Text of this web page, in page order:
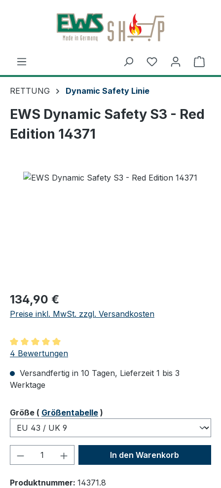
Zum Hauptinhalt springen
RETTUNG Dynamic Safety Linie
EWS Dynamic Safety S3 - Red
Edition 14371
Regulärer Preis:
134,90 €
Preise inkl. MwSt. zzgl. Versandkosten
Durchschnittliche Bewertung von 5 von 5 Sternen
4 Bewertungen
Versandfertig in 10 Tagen, Lieferzeit 1 bis 3
Werktage
Größeauswählen
( Größentabelle )
Produkt Anzahl: Gib denIn den Warenkorb
Produktnummer: 14371.8